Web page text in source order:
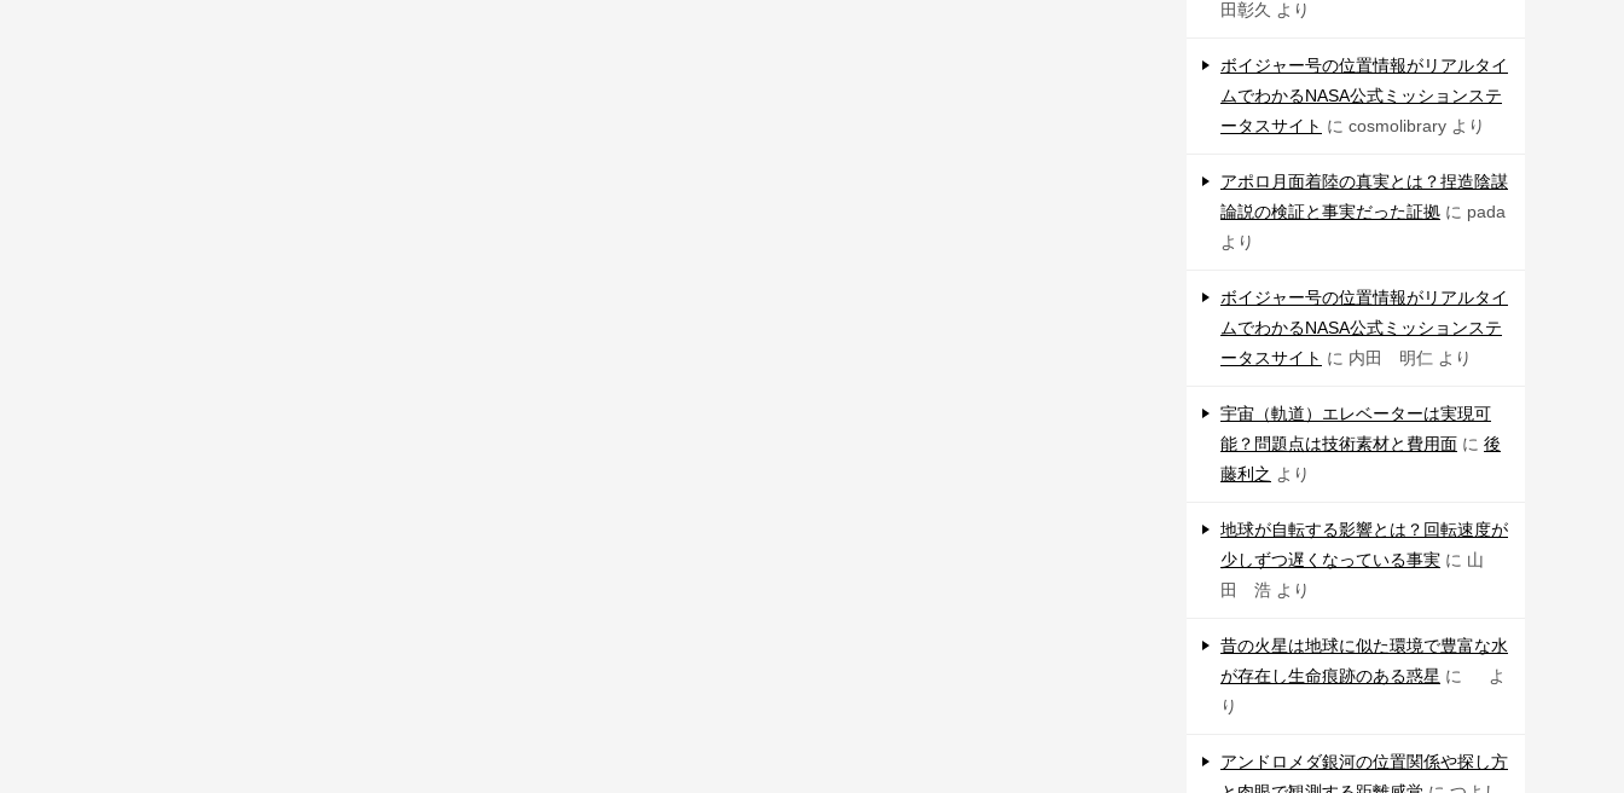
田彰久 より
ボイジャー号の位置情報がリアルタイ
ムでわかるNASA公式ミッションステ
ータスサイト に cosmolibrary より
アポロ月面着陸の真実とは？捏造陰謀
論説の検証と事実だった証拠 に pada
より
ボイジャー号の位置情報がリアルタイ
ムでわかるNASA公式ミッションステ
ータスサイト に 内田 明仁 より
宇宙（軌道）エレベーターは実現可
能？問題点は技術素材と費用面 に 後
藤利之 より
地球が自転する影響とは？回転速度が
少しずつ遅くなっている事実 に 山
田 浩 より
昔の火星は地球に似た環境で豊富な水
が存在し生命痕跡のある惑星 に
よ
り
アンドロメダ銀河の位置関係や探し方